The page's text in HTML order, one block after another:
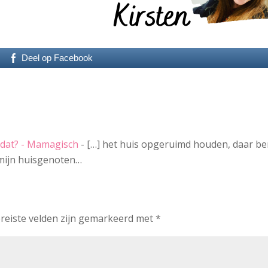
Deel op Facebook
- Mamagisch - […] het huis opgeruimd houden, daar
huisgenoten…
velden zijn gemarkeerd met*